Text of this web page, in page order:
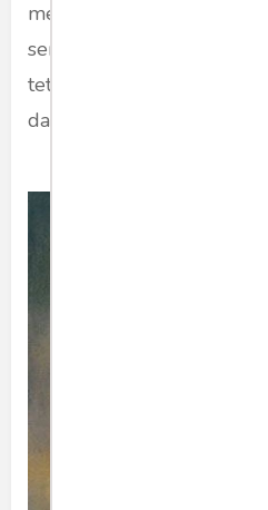
menteri yang berkuasa.
sengaja diperbodoh dan
tetap hidup dalam
dan siap ditipu oleh bangsa